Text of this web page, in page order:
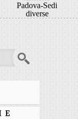
Padova-Sedi
diverse
E